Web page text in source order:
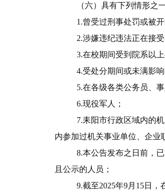
（六）具有下列情形之
1.曾受过刑事处罚或被
2.涉嫌违纪违法正在接
3.在校期间受到院系以上
4.受处分期间或未满影响
5.在各级各类公务员、
6.现役军人；
7.耒阳市行政区域内的
内参加过机关事业单位、企业
8.本公告发布之日前，
且公示的人员；
9.截至2025年9月 15日，